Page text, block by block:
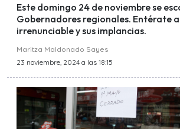
Este domingo 24 de noviembre se
Gobernadores regionales. Entérate
irrenunciable y sus implancias.
Maritza Maldonado Sayes
23 noviembre, 2024 a las 18:15